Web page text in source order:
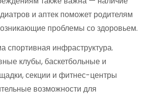
и аптек поможет родителям
проблемы со здоровьем.
спортивная инфраструктура.
клубы, баскетбольные и
секции и фитнес-центры
возможности для